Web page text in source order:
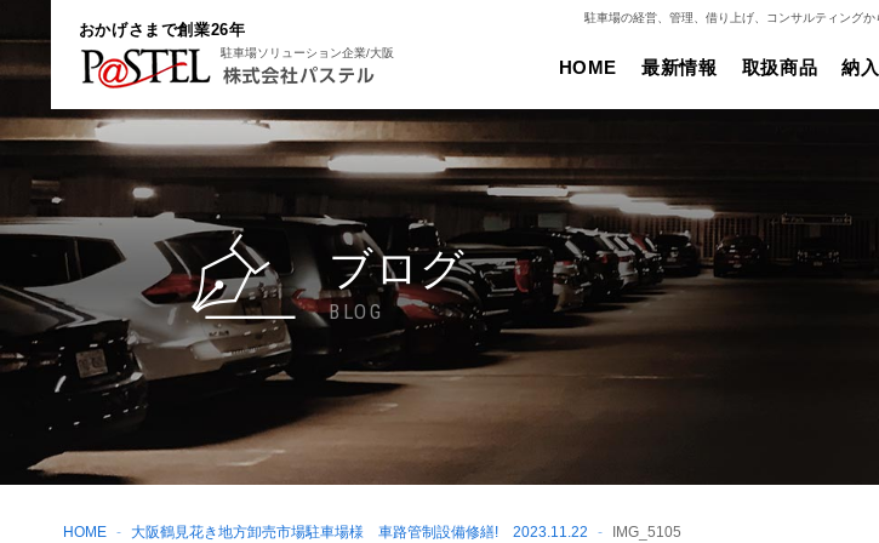
おかげさまで創業26年
駐車場ソリューション企業/大阪
駐車場の経営、管理、借り上げ、コンサルティング
HOME 最新情報 取扱商品 納
ブログ
BLOG
HOME 大阪鶴見花き地方卸売市場駐車場様 車路管制設備修繕! 2023.11.22 IMG_5105